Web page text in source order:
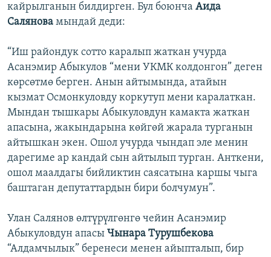
кайрылганын билдирген. Бул боюнча Аида
Салянова мындай деди:
“Иш райондук сотто каралып жаткан учурда
Асанэмир Абыкулов “мени УКМК колдонгон” деген
көрсөтмө берген. Анын айтымында, атайын
кызмат Осмонкуловду коркутуп мени каралаткан.
Мындан тышкары Абыкуловдун камакта жаткан
апасына, жакындарына көйгөй жарала турганын
айтышкан экен. Ошол учурда чындап эле менин
дарегиме ар кандай сын айтылып турган. Анткени,
ошол маалдагы бийликтин саясатына каршы чыга
баштаган депутаттардын бири болчумун”.
Улан Салянов өлтүрүлгөнгө чейин Асанэмир
Абыкуловдун апасы Чынара Турушбекова
“Алдамчылык” беренеси менен айыпталып, бир